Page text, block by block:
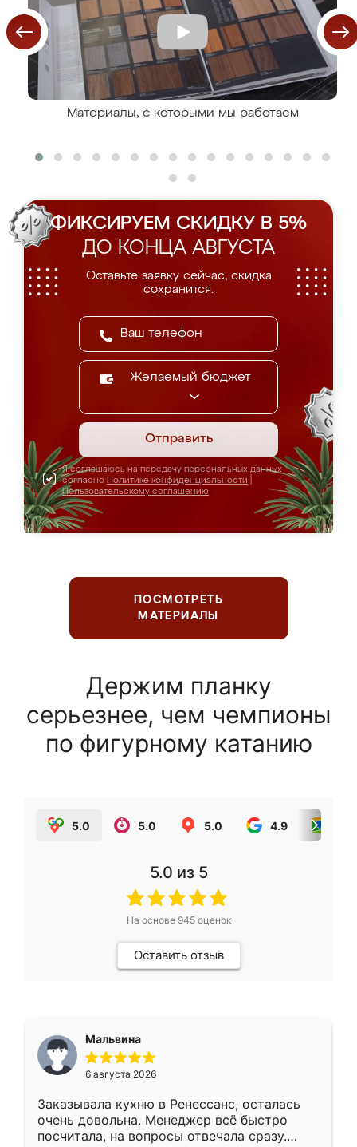
Материалы, с которыми мы работаем
ФИКСИРУЕМ СКИДКУ В 5%
ДО КОНЦА АВГУСТА
Оставьте заявку сейчас, скидка
сохранится.
Желаемый бюджет
Отправить
Я соглашаюсь на передачу персональных данных
согласно Политике конфиденциальности
Пользовательскому соглашению
ПОСМОТРЕТЬ
МАТЕРИАЛЫ
Держим планку
серьезнее, чем чемпионы
по фигурному катанию
5.0 5.0 5.0 4.9
5.0 из 5
На основе 945оценок
Оставить отзыв
Мальвина
6 августа 2026
Заказывала кухню в Ренессанс, осталась
очень довольна. Менеджер всё быстро
посчитала, на вопросы отвечала сразу.